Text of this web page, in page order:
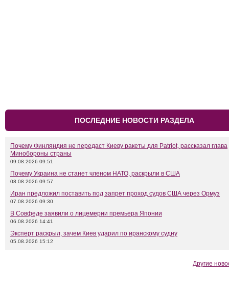
ПОСЛЕДНИЕ НОВОСТИ РАЗДЕЛА
Почему Финляндия не передаст Киеву ракеты для Patriot, рассказал глава
Минобороны страны
09.08.2026 09:51
Почему Украина не станет членом НАТО, раскрыли в США
08.08.2026 09:57
Иран предложил поставить под запрет проход судов США через Ормуз
07.08.2026 09:30
В Совфеде заявили о лицемерии премьера Японии
06.08.2026 14:41
Эксперт раскрыл, зачем Киев ударил по иранскому судну
05.08.2026 15:12
Другие